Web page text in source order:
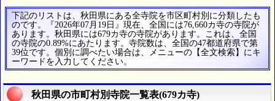
下記のリストは、秋田県にある全寺院を市区町村別に分類したも
のです。『2026年07月19日』現在、全国には76,660カ寺の寺院が
あります。秋田県には679カ寺の寺院があります。これは、全国
の寺院の0.89%にあたります。寺院数は、全国の47都道府県で第
39位です。個別に調べたい場合は、メニューの【全文検索】にキ
ーワードを入力してください。
秋田県の市町村別寺院一覧表(679カ寺)